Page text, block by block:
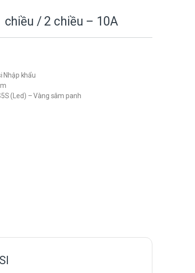
chiều / 2 chiều – 10A
Nhập khẩu
(Led) – Vàng sâm panh